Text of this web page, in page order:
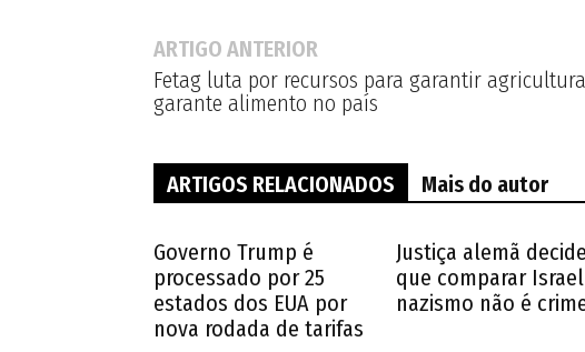
ARTIGO ANTERIOR
Fetag luta por recursos para garantir
garante alimento no país
ARTIGOS RELACIONADOS Mais do autor
Governo Trump é
processado por 25
estados dos EUA por
nova rodada de tarifas
Justiça alemã decide
que comparar
nazismo não é